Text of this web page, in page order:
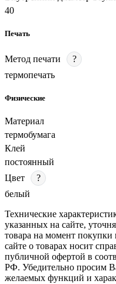
40
Печать
Метод печати
?
термопечать
Физические
Материал
термобумага
Клей
постоянный
Цвет
?
белый
Технические
указанных на сайте,
товара на момент
сайте о товарах носит
публичной офертой в
РФ. Убедительно просим
желаемых функций и